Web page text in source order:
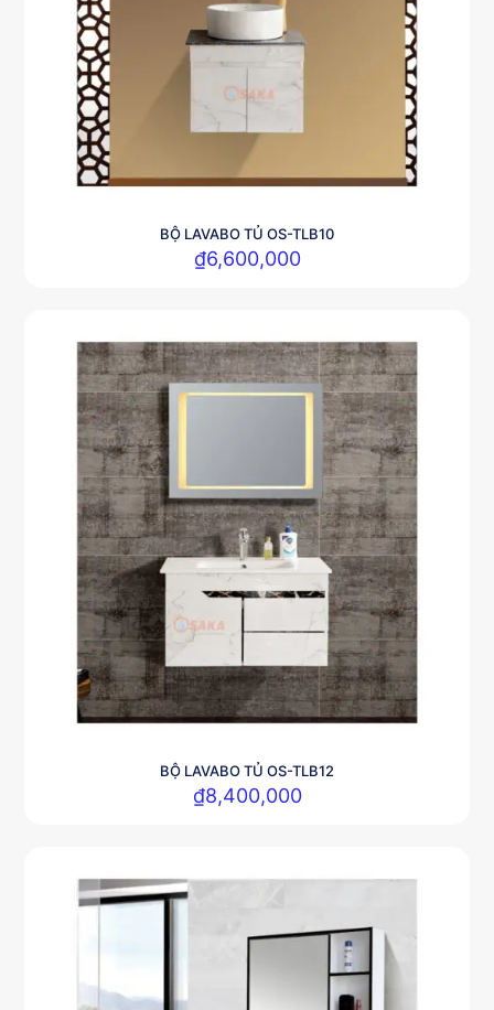
BỘ LAVABO TỦ OS-TLB10
₫6,600,000
BỘ LAVABO TỦ OS-TLB12
₫8,400,000